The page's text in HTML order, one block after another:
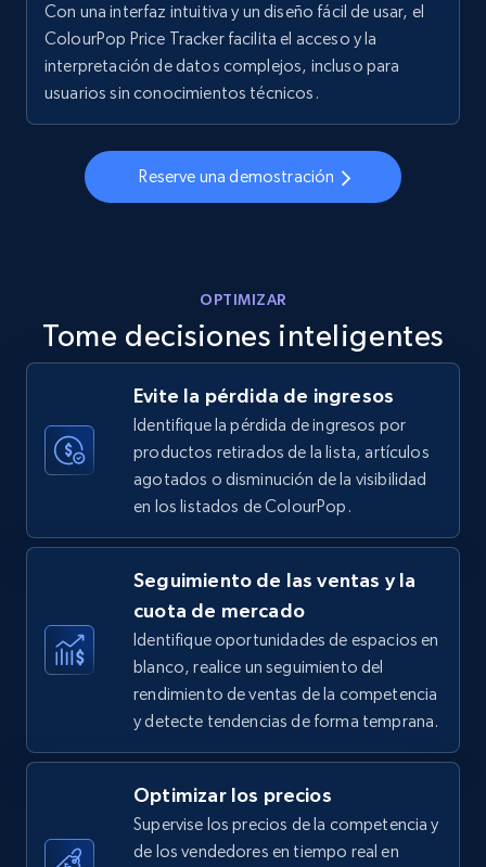
Walmart - products - Collects products by
specific keywords
URL, Final price, Sku, Currency, Gtin,
Specifications, Image urls, Top reviews, and
using sku numbers
URL, Final price, Sku, Currency, Gtin,
Specifications, Image urls, Top reviews, and
5.6K+ 876+ Comenzar ahora
TikTok Shop
URL, Title, Available, Description, Currency, Initial
price, Final price, Discount percent, and more.
5.4K+ 668+ Comenzar ahora
Con una interfaz intuitiva y un diseño fácil de usar, el
ColourPop Price Tracker facilita el acceso y la
interpretación de datos complejos, incluso para
usuarios sin conocimientos técnicos.
Reserve una demostración
OPTIMIZAR
Tome decisiones inteligentes
Evite la pérdida de ingresos
Identifique la pérdida de ingresos por
productos retirados de la lista, artículos
agotados o disminución de la visibilidad
en los listados de ColourPop.
Seguimiento de las ventas y la
cuota de mercado
Identifique oportunidades de espacios en
blanco, realice un seguimiento del
rendimiento de ventas de la competencia
y detecte tendencias de forma temprana.
Optimizar los precios
Supervise los precios de la competencia y
de los vendedores en tiempo real en